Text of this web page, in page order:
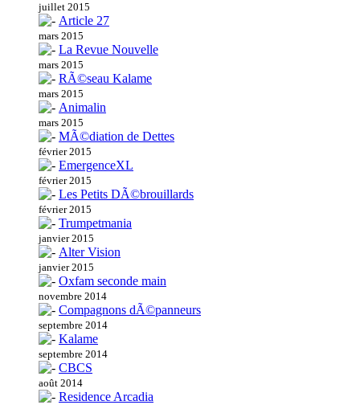
juillet 2015
Article 27
mars 2015
La Revue Nouvelle
mars 2015
RÃ©seau Kalame
mars 2015
Animalin
mars 2015
MÃ©diation de Dettes
février 2015
EmergenceXL
février 2015
Les Petits DÃ©brouillards
février 2015
Trumpetmania
janvier 2015
Alter Vision
janvier 2015
Oxfam seconde main
novembre 2014
Compagnons dÃ©panneurs
septembre 2014
Kalame
septembre 2014
CBCS
août 2014
Residence Arcadia